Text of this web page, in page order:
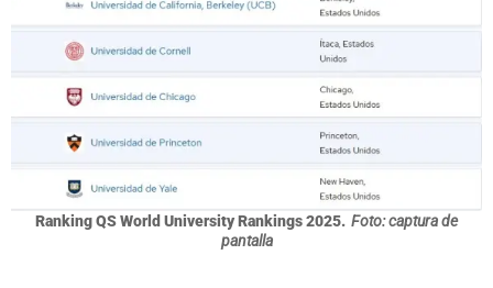
Ranking QS World University Rankings 2025. Foto: captura de
pantalla